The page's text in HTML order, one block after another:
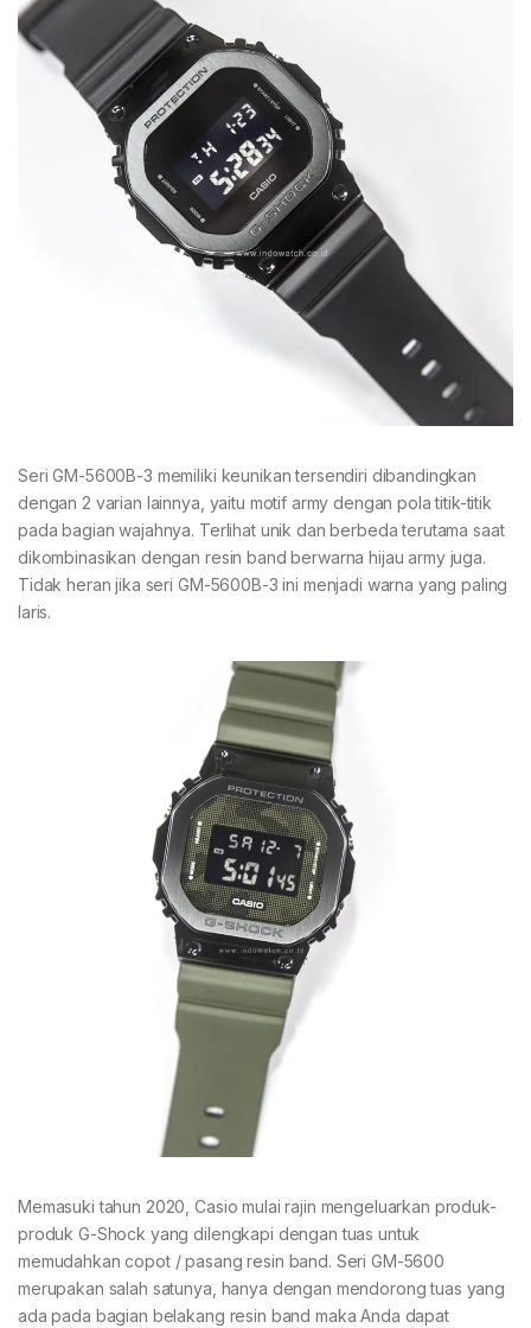
Seri GM-5600B-3 memiliki keunikan tersendiri dibandingkan
dengan 2 varian lainnya, yaitu motif army dengan pola titik-titik
pada bagian wajahnya. Terlihat unik dan berbeda terutama saat
dikombinasikan dengan resin band berwarna hijau army juga.
Tidak heran jika seri GM-5600B-3 ini menjadi warna yang paling
laris.
Memasuki tahun 2020, Casio mulai rajin mengeluarkan produk-
produk G-Shock yang dilengkapi dengan tuas untuk
memudahkan copot / pasang resin band. Seri GM-5600
merupakan salah satunya, hanya dengan mendorong tuas yang
ada pada bagian belakang resin band maka Anda dapat